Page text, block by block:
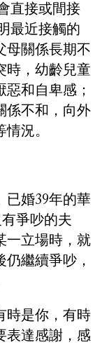
直接或間接
最近接觸的
母關係長期不
時，幼齡兒童
和自卑感；
係不和，向外
況。
已婚39年的華
爭吵的夫
一立場時，就
繼續爭吵，
時是你，有時
表達感謝，感